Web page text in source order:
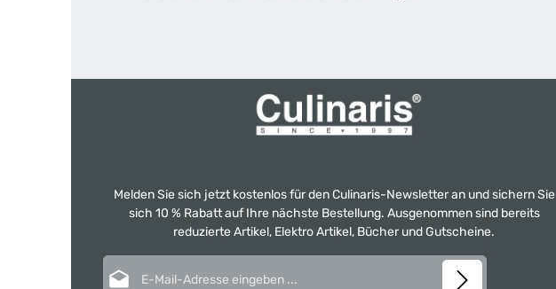
Melden Sie sich jetzt kostenlos für den Culinaris-Newsletter an und sichern Sie
sich 10 % Rabatt auf Ihre nächste Bestellung. Ausgenommen sind bereits
reduzierte Artikel, Elektro Artikel, Bücher und Gutscheine.